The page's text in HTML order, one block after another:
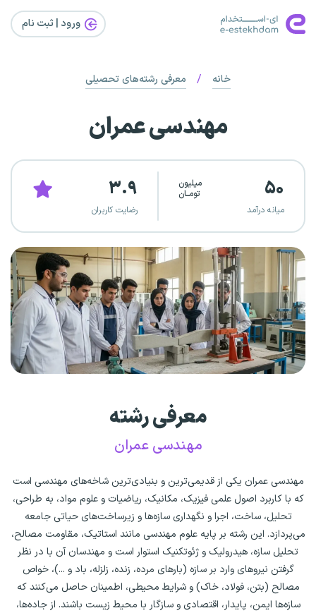
ورود | ثبت‌ نام
خانه / معرفی رشته‌های تحصیلی
مهندسی عمران
۵۰
میلیون
تومــان
میانه درآمد
۳.۹
رضایت کاربران
معرفی رشته
مهندسی عمران
مهندسی عمران یکی از قدیمی‌ترین و بنیادی‌ترین شاخه‌های مهندسی است
که با کاربرد اصول علمی فیزیک، مکانیک، ریاضیات و علوم مواد، به طراحی،
تحلیل، ساخت، اجرا و نگهداری سازه‌ها و زیرساخت‌های حیاتی جامعه
می‌پردازد. این رشته بر پایه علوم مهندسی مانند استاتیک، مقاومت مصالح،
تحلیل سازه، هیدرولیک و ژئوتکنیک استوار است و مهندسان آن با در نظر
گرفتن نیروهای وارد بر سازه (بارهای مرده، زنده، زلزله، باد و ...)، خواص
مصالح (بتن، فولاد، خاک) و شرایط محیطی، اطمینان حاصل می‌کنند که
سازه‌ها ایمن، پایدار، اقتصادی و سازگار با محیط زیست باشند. از جاده‌ها،